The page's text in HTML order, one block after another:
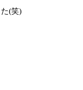
(笑)